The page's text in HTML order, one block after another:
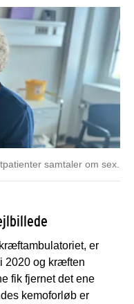
samtaler om sex.
er
2020 og kræften
fik fjernet det ene
kemoforløb er